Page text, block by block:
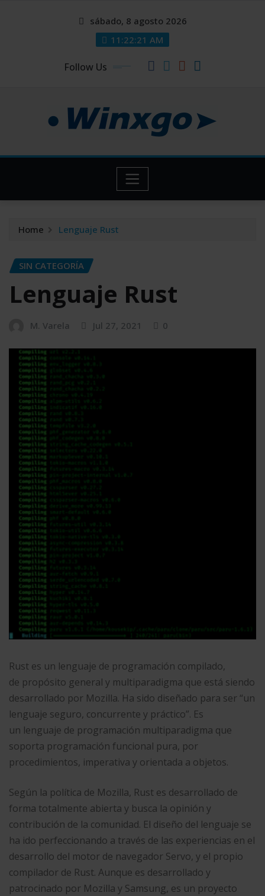
sábado, 8 agosto 2026
11:22:21 AM
Follow Us
Home Lenguaje Rust
SIN CATEGORÍA
Lenguaje Rust
M. Varela Jul 27, 2021 0
Rust es un lenguaje de programación compilado,
de propósito general y multiparadigma que está siendo
desarrollado por Mozilla. Ha sido diseñado para ser “un
lenguaje seguro, concurrente y práctico”. Es
un lenguaje de programación multiparadigma que
soporta programación funcional pura, por
procedimientos, imperativa y orientada a objetos.
Según la política de Mozilla, Rust es desarrollado de
forma totalmente abierta y busca la opinión y
contribución de la comunidad. El diseño del lenguaje se
ha ido perfeccionando a través de las experiencias en el
desarrollo del motor de navegador Servo,​ y el propio
compilador de Rust. Aunque es desarrollado y
patrocinado por Mozilla y Samsung, es un proyecto